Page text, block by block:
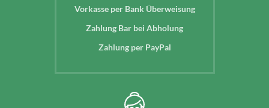
Vorkasse per Bank Überweisung
Zahlung Bar bei Abholung
Zahlung per PayPal